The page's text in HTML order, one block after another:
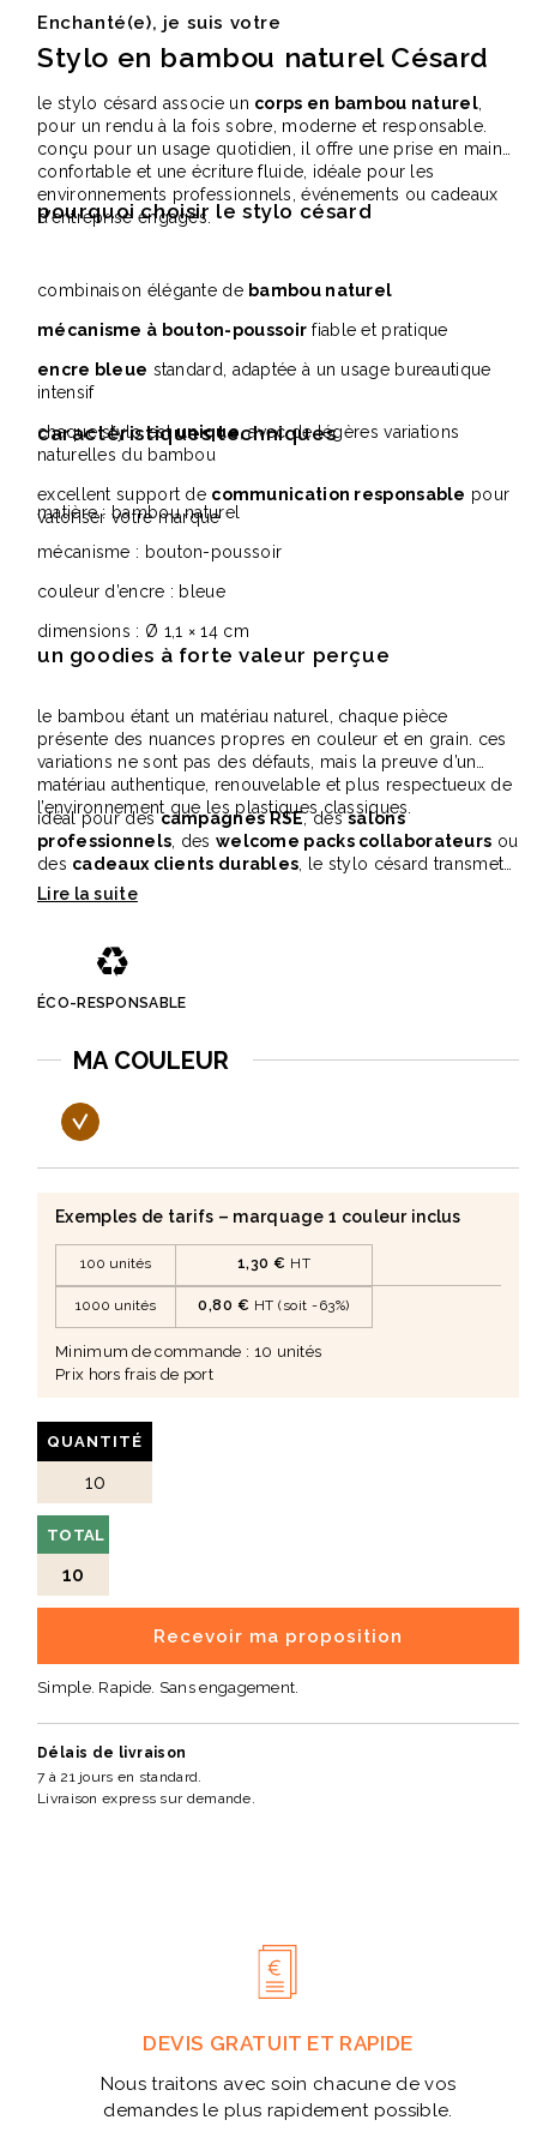
Enchanté(e), je suis votre
Stylo en bambou naturel Césard
le stylo césard associe un corps en bambou naturel,
pour un rendu à la fois sobre, moderne et responsable.
conçu pour un usage quotidien, il offre une prise en main
confortable et une écriture fluide, idéale pour les
environnements professionnels, événements ou cadeaux
d’entreprise engagés.
pourquoi choisir le stylo césard
combinaison élégante de bambou naturel
mécanisme à bouton-poussoir fiable et pratique
encre bleue standard, adaptée à un usage bureautique
intensif
chaque stylo estunique, avec de légères variations
naturelles du bambou
excellent support de communication responsable pour
valoriser votre marque
caractéristiques techniques
matière : bambou naturel
mécanisme : bouton-poussoir
couleur d’encre : bleue
dimensions : Ø 1,1 × 14 cm
un goodies à forte valeur perçue
le bambou étant un matériau naturel, chaque pièce
présente des nuances propres en couleur et en grain. ces
variations ne sont pas des défauts, mais la preuve d’un
matériau authentique, renouvelable et plus respectueux de
l’environnement que les plastiques classiques.
idéal pour descampagnes RSE, dessalons
professionnels , des welcome packs collaborateurs ou
des cadeaux clients durables , le stylo césard transmet
un message clair : votre entreprise privilégie l’utilité, la
♻️
ÉCO-RESPONSABLE
Exemples de tarifs – marquage 1 couleur inclus
100 unités 1,30 € HT
1000 unités 0,80 € HT (soit -63%)
Minimum de commande : 10 unités
Prix hors frais de port
QUANTITÉ
TOTAL
10
Recevoir ma proposition
Simple. Rapide. Sans engagement.
MA COULEUR
Délais de livraison
7 à 21 jours en standard.
Livraison express sur demande.
DEVIS GRATUIT ET RAPIDE
Nous traitons avec soin chacune de vos
demandes le plus rapidement possible.